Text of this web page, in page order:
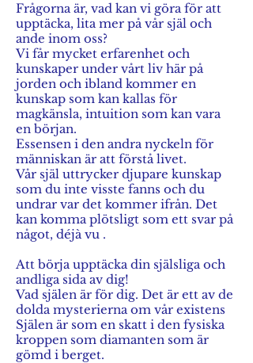
Frågorna är, vad kan vi göra för att
upptäcka, lita mer på vår själ och
ande inom oss?
Vi får mycket erfarenhet och
kunskaper under vårt liv här på
jorden och ibland kommer en
kunskap som kan kallas för
magkänsla, intuition som kan vara
en början.
Essensen i den andra nyckeln för
människan är att förstå livet.
Vår själ uttrycker djupare kunskap
som du inte visste fanns och du
undrar var det kommer ifrån. Det
kan komma plötsligt som ett svar på
något, déjà vu .
Att börja upptäcka din själsliga och
andliga sida av dig!
Vad själen är för dig. Det är ett av de
dolda mysterierna om vår existens
Själen är som en skatt i den fysiska
kroppen som diamanten som är
gömd i berget.